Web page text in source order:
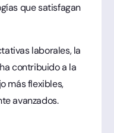
que satisfagan
laborales, la
contribuido a la
más flexibles,
avanzados.